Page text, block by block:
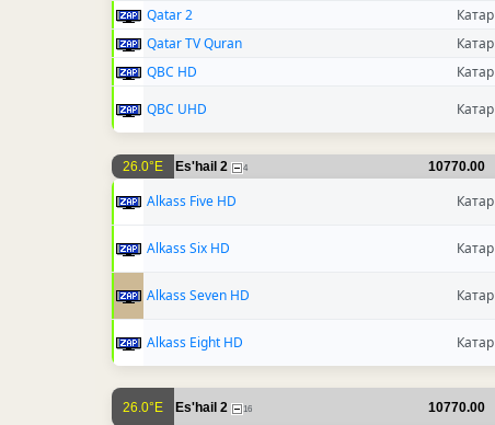
Qatar 2
Катар
Qatar TV Quran
Катар
QBC HD
Катар
QBC UHD
Катар
26.0°E Es'hail 2 4 10770.00
Alkass Five HD Катар
Alkass Six HD Катар
Alkass Seven HD Катар
Alkass Eight HD Катар
26.0°E Es'hail 2 16 10770.00